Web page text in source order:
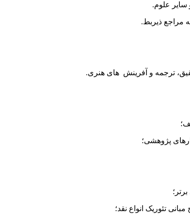
سایر علوم.
مراجع ذیربط.
ترجمه و آفرینش ‌ های هنری.
پژوهشی؛
تئوریک انواع نقد؛